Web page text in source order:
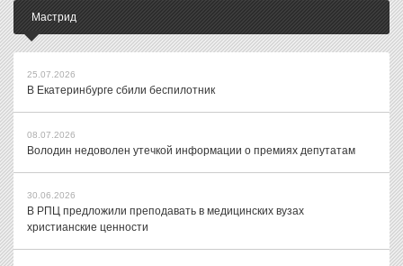
Мастрид
25.07.2026
В Екатеринбурге сбили беспилотник
08.07.2026
Володин недоволен утечкой информации о премиях депутатам
30.06.2026
В РПЦ предложили преподавать в медицинских вузах
христианские ценности